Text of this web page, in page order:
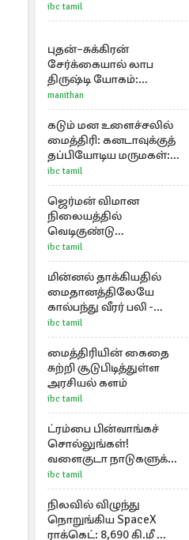
ibc tamil
புதன்–சுக்கிரன்
சேர்க்கையால் லாப
திருஷ்டி யோகம்:
அதிர்ஷ்டம் பெறும் டாப் 3
ராசிகள்!
manithan
கடும் மன உளைச்சலில்
மைத்திரி: கனடாவுக்குத்
தப்பியோடிய மருமகள்:
மகன் கொழும்பில்...!
ibc tamil
ஜெர்மன் விமான
நிலையத்தில்
வெடிகுண்டு
பொருத்தப்பட்ட ட்ரோன்!
தப்பியது உக்ரைன்
விமானம்
ibc tamil
மின்னல் தாக்கியதில்
மைதானத்திலேயே
கால்பந்து வீரர் பலி -
அதிர்ச்சியில் ரசிகர்கள்
ibc tamil
மைத்திரியின் கைதை
சுற்றி சூடுபிடித்துள்ள
அரசியல் களம்
ibc tamil
ட்ரம்பை பின்வாங்கச்
சொல்லுங்கள்!
வளைகுடா நாடுகளுக்கு
ஈரான் தாக்குதல்
எச்சரிக்கை
ibc tamil
நிலவில் விழுந்து
நொறுங்கிய SpaceX
ராக்கெட்: 8,690 கி.மீ வேக